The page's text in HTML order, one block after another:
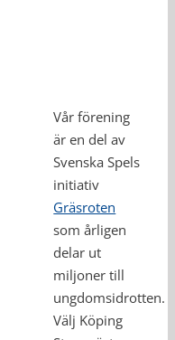
Vår förening
är en del av
Svenska Spels
initiativ
Gräsroten
som årligen
delar ut
miljoner till
ungdomsidrotten.
Välj Köping